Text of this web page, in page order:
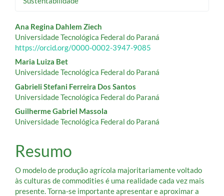
Conteúdo
do
artigo
principal
Ana Regina Dahlem Ziech
Universidade Tecnológica Federal do Paraná
https://orcid.org/0000-0002-3947-9085
Maria Luiza Bet
Universidade Tecnológica Federal do Paraná
Gabrieli Stefani Ferreira Dos Santos
Universidade Tecnológica Federal do Paraná
Guilherme Gabriel Massola
Universidade Tecnológica Federal do Paraná
Resumo
O modelo de produção agrícola majoritariamente voltado
às culturas de commodities é uma realidade cada vez mais
presente. Torna-se importante apresentar e aproximar a